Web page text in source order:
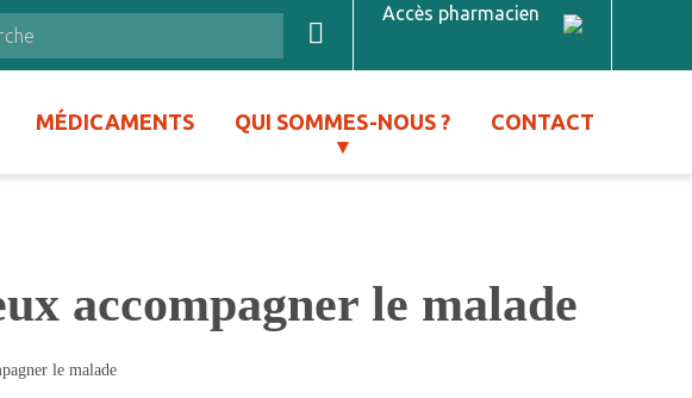
Accès pharmacien
MÉDICAMENTS QUI SOMMES-NOUS ? CONTACT
accompagner le malade
le malade